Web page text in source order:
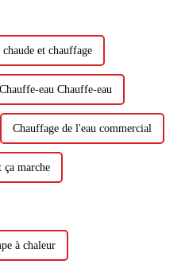
chaude et chauffage
Chauffe-eau Chauffe-eau
Chauffage de l'eau commercial
ça marche
à chaleur